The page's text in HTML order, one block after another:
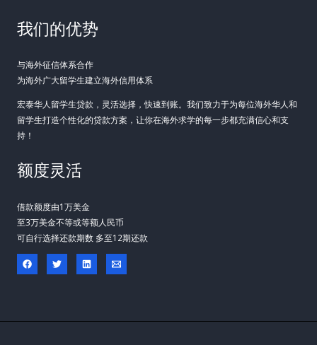
我们的优势
与海外征信体系合作
为海外广大留学生建立海外信用体系
宏泰华人留学生贷款，灵活选择，快速到账。我们致力于为每位海外华人和
留学生打造个性化的贷款方案，让你在海外求学的每一步都充满信心和支
持！
额度灵活
借款额度由1万美金
至3万美金不等或等额人民币
可自行选择还款期数 多至12期还款